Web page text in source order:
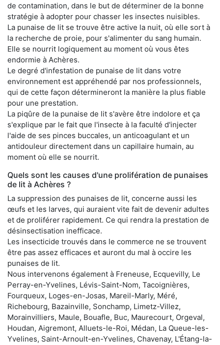
de contamination, dans le but de déterminer de la bonne
stratégie à adopter pour chasser les insectes nuisibles.
La punaise de lit se trouve être active la nuit, où elle sort à
la recherche de proie, pour s'alimenter du sang humain.
Elle se nourrit logiquement au moment où vous êtes
endormie à Achères.
Le degré d'infestation de punaise de lit dans votre
environnement est appréhendé par nos professionnels,
qui de cette façon détermineront la manière la plus fiable
pour une prestation.
La piqûre de la punaise de lit s'avère être indolore et ça
s'explique par le fait que l'insecte à la faculté d'injecter
l'aide de ses pinces buccales, un anticoagulant et un
antidouleur directement dans un capillaire humain, au
moment où elle se nourrit.
Quels sont les causes d'une prolifération de punaises
de lit à Achères ?
La suppression des punaises de lit, concerne aussi les
œufs et les larves, qui auraient vite fait de devenir adultes
et de proliférer rapidement. Ce qui rendra la prestation de
désinsectisation inefficace.
Les insecticide trouvés dans le commerce ne se trouvent
être pas assez efficaces et auront du mal à occire les
punaises de lit.
Nous intervenons également à Freneuse, Ecquevilly, Le
Perray-en-Yvelines, Lévis-Saint-Nom, Tacoignières,
Fourqueux, Loges-en-Josas, Mareil-Marly, Méré,
Richebourg, Bazainville, Sonchamp, Limetz-Villez,
Morainvilliers, Maule, Bouafle, Buc, Maurecourt, Orgeval,
Houdan, Aigremont, Alluets-le-Roi, Médan, La Queue-les-
Yvelines, Saint-Arnoult-en-Yvelines, Chavenay, L'Étang-la-